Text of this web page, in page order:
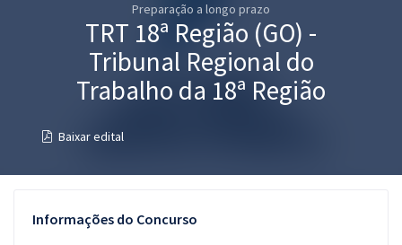
Mentorias
Conteúdo gratuito
Preparação a longo prazo
TRT 18ª Região (GO) -
Tribunal Regional do
Trabalho da 18ª Região
Baixar edital
Informações do Concurso